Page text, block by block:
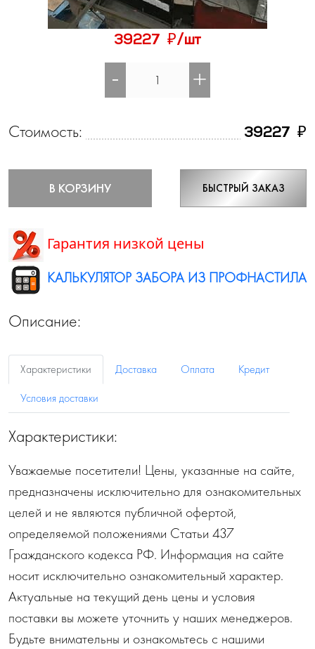
39227 ₽/шт
- +
Стоимость: 39227 ₽
В КОРЗИНУ БЫСТРЫЙ ЗАКАЗ
Гарантия низкой цены
КАЛЬКУЛЯТОР ЗАБОРА ИЗ ПРОФНАСТИЛА
Описание:
Характеристики Доставка Оплата
Кредит
Условия доставки
Характеристики:
Уважаемые посетители! Цены, указанные на сайте,
предназначены исключительно для ознакомительных
целей и не являются публичной офертой,
определяемой положениями Статьи 437
Гражданского кодекса РФ. Информация на сайте
носит исключительно ознакомительный характер.
Актуальные на текущий день цены и условия
поставки вы можете уточнить у наших менеджеров.
Будьте внимательны и ознакомьтесь с нашими